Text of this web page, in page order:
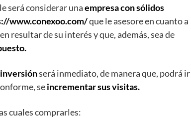
será considerar unaempresa con sólidos
www.conexoo.com/que le asesore en cuanto a
resultar de su interés y que, además, sea de
será inmediato, de manera que, podrá ir
seincrementar sus visitas.
cuales comprarles: